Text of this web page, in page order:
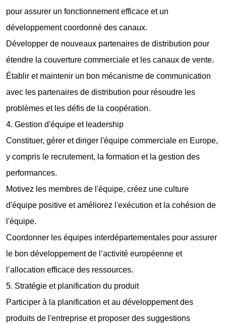
pour assurer un fonctionnement efficace et un
développement coordonné des canaux.
Développer de nouveaux partenaires de distribution pour
étendre la couverture commerciale et les canaux de vente.
Établir et maintenir un bon mécanisme de communication
avec les partenaires de distribution pour résoudre les
problèmes et les défis de la coopération.
4. Gestion d'équipe et leadership
Constituer, gérer et diriger l'équipe commerciale en Europe,
y compris le recrutement, la formation et la gestion des
performances.
Motivez les membres de l'équipe, créez une culture
d'équipe positive et améliorez l'exécution et la cohésion de
l'équipe.
Coordonner les équipes interdépartementales pour assurer
le bon développement de l’activité européenne et
l’allocation efficace des ressources.
5. Stratégie et planification du produit
Participer à la planification et au développement des
produits de l'entreprise et proposer des suggestions